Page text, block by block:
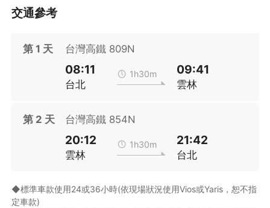
交通參考
第 1 天 台灣高鐵 809N
08:11
台北
1h30m 09:41
雲林
第 2 天 台灣高鐵 854N
20:12
雲林
1h30m 21:42
台北
◆標準車款使用24或36小時(依現場狀況使用Vios或Yaris，恕不指
定車款)